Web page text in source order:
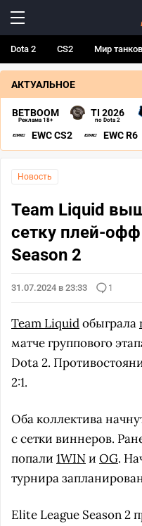
Dota 2 CS2 Мир танков
АКТУАЛЬНОЕ
BETBOOM
Реклама 18+
TI 2026
по Dota 2
EWC CS2 EWC R6
Новость
Team Liquid
сетку плей-
Season 2
31.07.2024 в 23:33 1
Team Liquidобыграла
матче группового
Dota 2.
2:1.
Оба коллектива
с сетки виннеров.
попали 1WINи OG.
турнира
Elite League Season 2